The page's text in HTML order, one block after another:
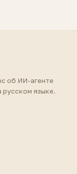
об ИИ-агенте
русском языке.